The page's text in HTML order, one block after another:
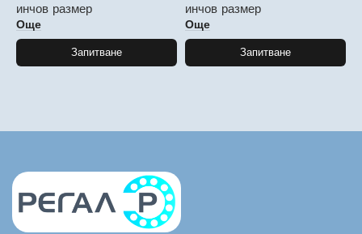
инчов размер
Още
Запитване
инчов размер
Още
Запитване